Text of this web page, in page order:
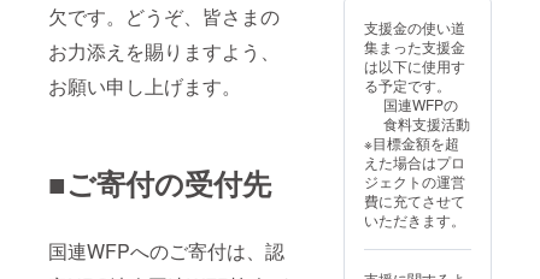
欠です。どうぞ、皆さまの
お力添えを賜りますよう、
お願い申し上げます。
■ご寄付の受付先
国連WFPへのご寄付は、認
支援金の使い道
集まった支援金
は以下に使用す
る予定です。
国連WFPの
食料支援活動
※目標金額を超
えた場合はプロ
ジェクトの運営
費に充てさせて
いただきます。